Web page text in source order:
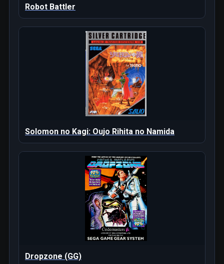
Robot Battler
Solomon no Kagi: Oujo Rihita no Namida
Dropzone (GG)